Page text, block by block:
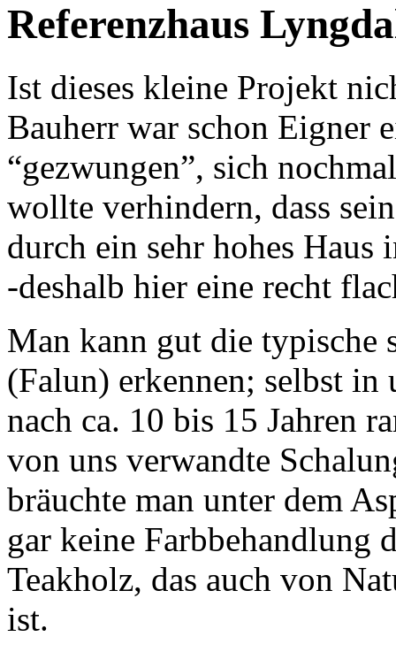
Referenzhaus
Ist dieses kleine Projekt
Bauherr war schon Eigner
“gezwungen”, sich
wollte verhindern, dass
durch ein sehr hohes
-deshalb hier eine recht
Man kann gut die typische
(Falun) erkennen; selbst in
nach ca. 10 bis 15 Jahren
von uns verwandte
bräuchte man unter dem
gar keine Farbbehandlung
Teakholz, das auch von
ist.